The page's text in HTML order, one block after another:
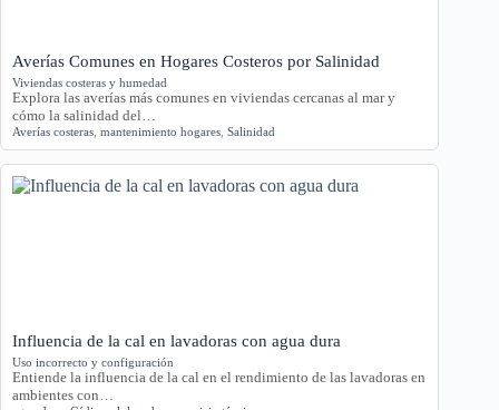
Averías Comunes en Hogares Costeros por Salinidad
Viviendas costeras y humedad
Explora las averías más comunes en viviendas cercanas al mar y
cómo la salinidad del…
Averías costeras mantenimiento hogares Salinidad
Influencia de la cal en lavadoras con agua dura
Uso incorrecto y configuración
Entiende la influencia de la cal en el rendimiento de las lavadoras en
ambientes con…